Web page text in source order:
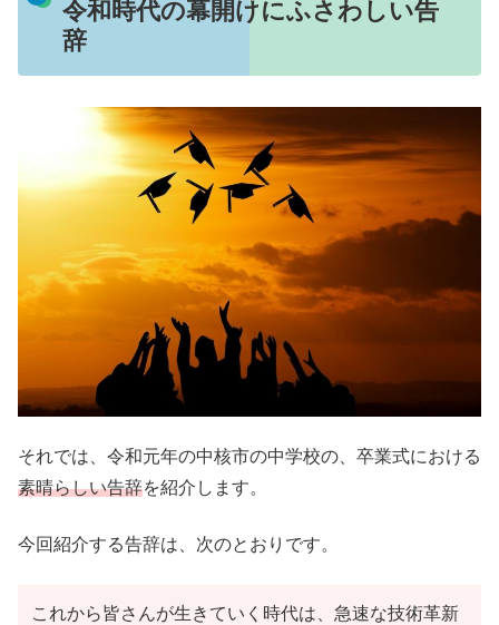
令和時代の幕開けにふさわしい告
辞
それでは、令和元年の中核市の中学校の、卒業式における
素晴らしい告辞を紹介します。
今回紹介する告辞は、次のとおりです。
これから皆さんが生きていく時代は、急速な技術革新